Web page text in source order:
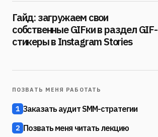
Гайд: загружаем свои
собственные GIFки в раздел GIF-
стикеры в Instagram Stories
ПОЗВАТЬ МЕНЯ РАБОТАТЬ
1 Заказать аудит SMM-стратегии
2 Позвать меня читать лекцию